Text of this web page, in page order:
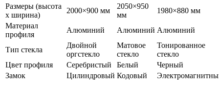
Размеры (высота
x ширина)
2000×900 мм
2050×950
мм
1980×880 мм
Материал
профиля
Алюминий Алюминий Алюминий
Тип стекла
Двойной
оргстекло
Матовое
стекло
Тонированное
стекло
Цвет профиля
Серебристый Белый
Черный
Замок
Цилиндровый Кодовый